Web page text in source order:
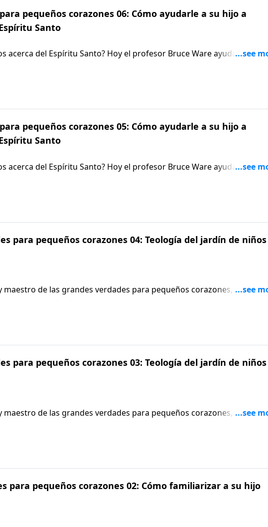
pequeños corazones 06: Cómo ayudarle a su hijo a
Santo
acerca del Espíritu Santo? Hoy el profesor Bruce Ware ayuda a
a sus hijos sobre el Espíritu Santo, en términos que incluso niños y
pequeños corazones 05: Cómo ayudarle a su hijo a
Santo
acerca del Espíritu Santo? Hoy el profesor Bruce Ware ayuda a
a sus hijos sobre el Espíritu Santo, en términos que incluso niños y
para pequeños corazones 04: Teología del jardín de niños
de las grandes verdades para pequeños corazones, anima a
de Dios y otros ejemplos de la vida cotidiana para darles a sus hijos
para pequeños corazones 03: Teología del jardín de niños
de las grandes verdades para pequeños corazones, anima a
de Dios y otros ejemplos de la vida cotidiana para darles a sus hijos
para pequeños corazones 02: Cómo familiarizar a su hijo